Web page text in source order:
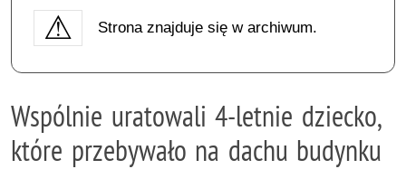
Strona znajduje się w archiwum.
Wspólnie uratowali 4-letnie dziecko,
które przebywało na dachu budynku